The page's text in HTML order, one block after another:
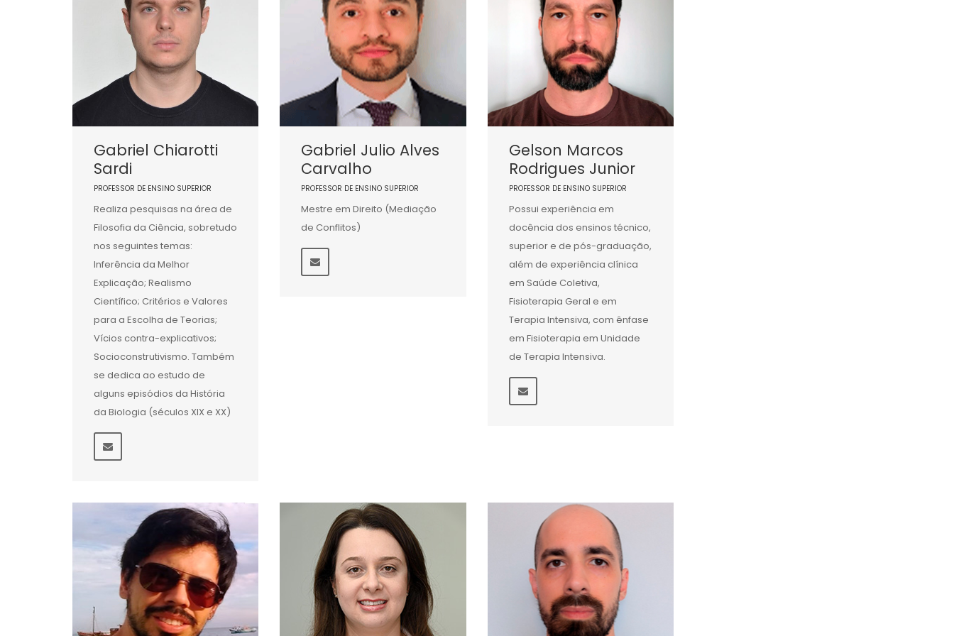
Gabriel Chiarotti
Sardi
PROFESSOR DE ENSINO SUPERIOR
Realiza pesquisas na área de
Filosofia da Ciência, sobretudo
nos seguintes temas:
Inferência da Melhor
Explicação; Realismo
Científico; Critérios e Valores
para a Escolha de Teorias;
Vícios contra-explicativos;
Socioconstrutivismo. Também
se dedica ao estudo de
alguns episódios da História
da Biologia (séculos XIX e XX)
Gabriel Julio Alves
Carvalho
PROFESSOR DE ENSINO SUPERIOR
Mestre em Direito (Mediação
de Conflitos)
Gelson Marcos
Rodrigues Junior
PROFESSOR DE ENSINO SUPERIOR
Possui experiência em
docência dos ensinos técnico,
superior e de pós-graduação,
além de experiência clínica
em Saúde Coletiva,
Fisioterapia Geral e em
Terapia Intensiva, com ênfase
em Fisioterapia em Unidade
de Terapia Intensiva.